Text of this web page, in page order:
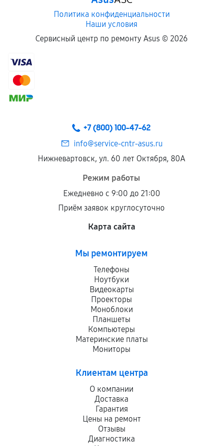
Политика конфиденциальности
Наши условия
Сервисный центр по ремонту Asus © 2026
+7 (800) 100-47-62
info@service-cntr-asus.ru
Нижневартовск, ул. 60 лет Октября, 80А
Режим работы
Ежедневно с 9:00 до 21:00
Приём заявок круглосуточно
Карта сайта
Мы ремонтируем
Телефоны
Ноутбуки
Видеокарты
Проекторы
Моноблоки
Планшеты
Компьютеры
Материнские платы
Мониторы
Клиентам центра
О компании
Доставка
Гарантия
Цены на ремонт
Отзывы
Диагностика